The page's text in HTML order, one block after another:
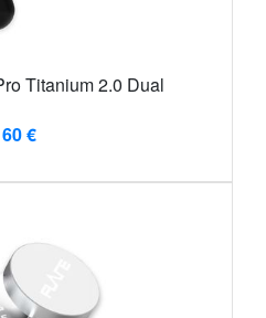
Titanium 2.0 Dual
60 €